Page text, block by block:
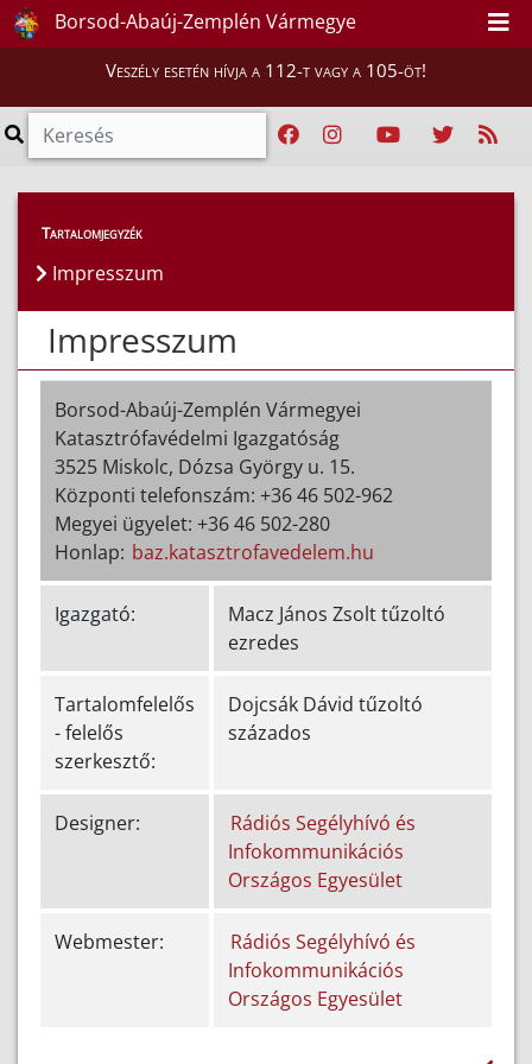
Borsod-Abaúj-Zemplén Vármegye
Veszély esetén hívja a 112-t vagy a 105-öt!
Tartalomjegyzék
Impresszum
Impresszum
Borsod-Abaúj-Zemplén Vármegyei
Katasztrófavédelmi Igazgatóság
3525 Miskolc, Dózsa György u. 15.
Központi telefonszám: +36 46 502-962
Megyei ügyelet: +36 46 502-280
Honlap: baz.katasztrofavedelem.hu
Igazgató:
Macz János Zsolt tűzoltó
ezredes
Tartalomfelelős
- felelős
szerkesztő:
Dojcsák Dávid tűzoltó
százados
Designer:
Rádiós Segélyhívó és
Infokommunikációs
Országos Egyesület
Webmester:
Rádiós Segélyhívó és
Infokommunikációs
Országos Egyesület